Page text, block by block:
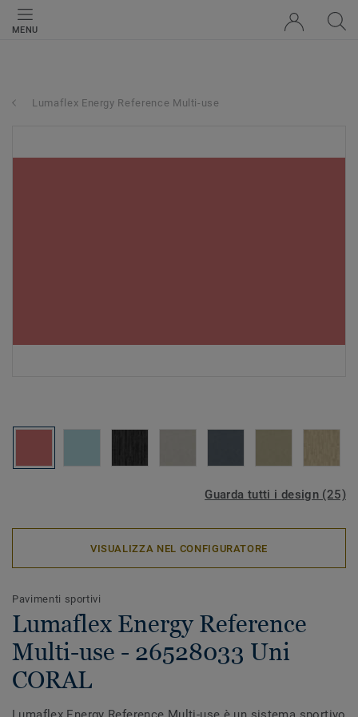
MENU
Lumaflex Energy Reference Multi-use
Guarda tutti i design (25)
VISUALIZZA NEL CONFIGURATORE
Pavimenti sportivi
Lumaflex Energy Reference
Multi-use - 26528033 Uni
CORAL